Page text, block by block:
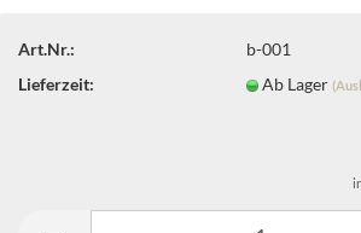
Art.Nr.:
b-001
Lieferzeit:
Ab Lager